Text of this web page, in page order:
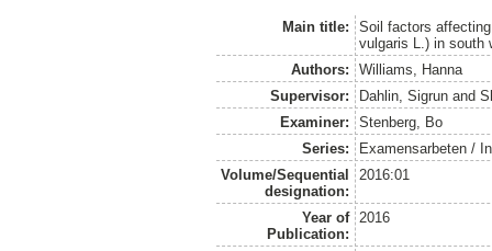
Main title:
Soil factors
vulgaris L.) in south
Authors:
Williams, Hanna
Supervisor:
Dahlin, Sigrun and
Examiner:
Stenberg, Bo
Series:
Examensarbeten /
Volume/Sequential
designation:
2016:01
Year of
Publication:
2016